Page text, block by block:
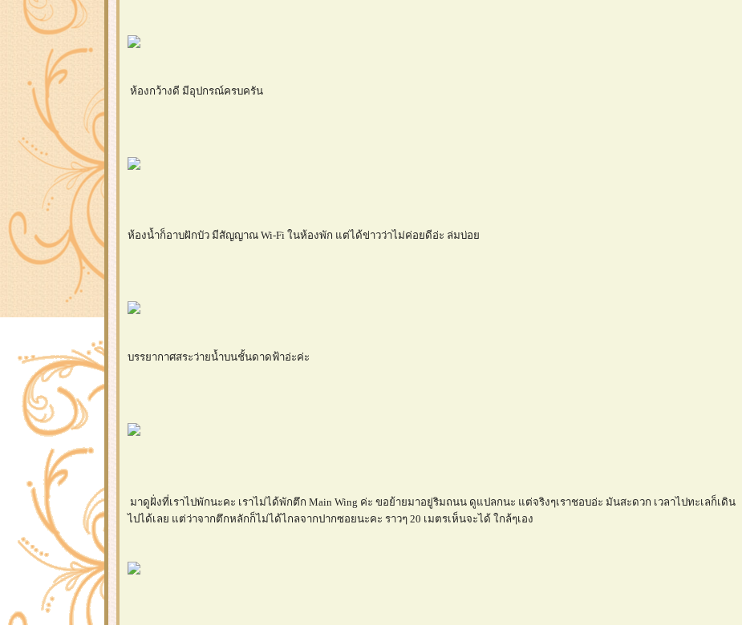
ห้องกว้างดี มีอุปกรณ์ครบครัน
ห้องน้ำก็อาบฝักบัว มีสัญญาณ Wi-Fi ในห้องพัก แต่ได้ข่าวว่าไม่ค่อยดีอ่ะ ล่มบ่อ
บรรยากาศสระว่ายน้ำบนชั้นดาดฟ้าอ่ะค่ะ
มาดูฝั่งที่เราไปพักนะคะ เราไม่ได้พักตึก Main Wing ค่ะ ขอย้ายมาอยู่ริมถนน ดูแปลกนะ แต่จริงๆเราชอบอ่ะ มันสะดวก เวลาไปทะเลก็เดิน
ไปได้เลย แต่ว่าจากตึกหลักก็ไม่ได้ไกลจากปากซอยนะคะ ราวๆ 20 เมตรเห็นจะได้ ใกล้ๆเอง